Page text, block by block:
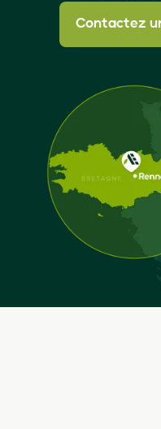
Contactez